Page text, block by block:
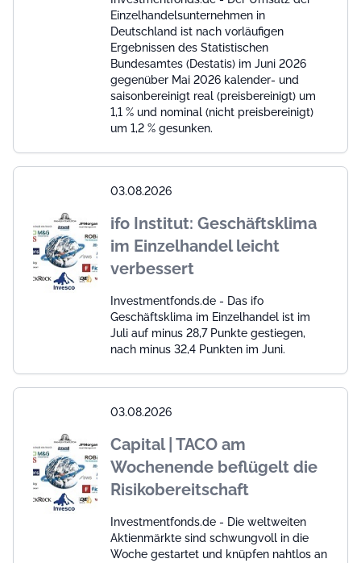
Einzelhandelsunternehmen in
Deutschland ist nach vorläufigen
Ergebnissen des Statistischen
Bundesamtes (Destatis) im Juni 2026
gegenüber Mai 2026 kalender- und
saisonbereinigt real (preisbereinigt) um
1,1 % und nominal (nicht preisbereinigt)
um 1,2 % gesunken.
03.08.2026
ifo Institut: Geschäftsklima
im Einzelhandel leicht
verbessert
Investmentfonds.de - Das ifo
Geschäftsklima im Einzelhandel ist im
Juli auf minus 28,7 Punkte gestiegen,
nach minus 32,4 Punkten im Juni.
03.08.2026
Capital | TACO am
Wochenende beflügelt die
Risikobereitschaft
Investmentfonds.de - Die weltweiten
Aktienmärkte sind schwungvoll in die
Woche gestartet und knüpfen nahtlos an